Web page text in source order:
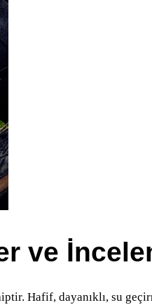
ve
Hafif, dayanıklı, su